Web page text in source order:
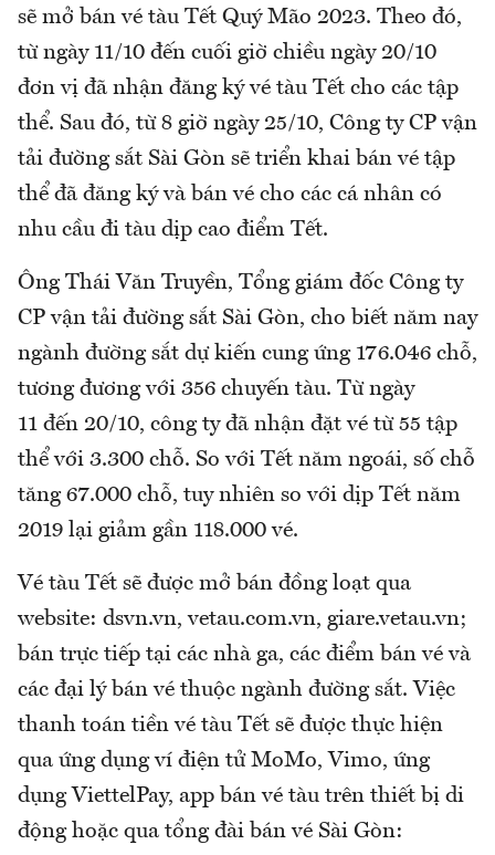
sẽ mở bán vé tàu Tết Quý Mão 2023. Theo đó,
từ ngày 11/10 đến cuối giờ chiều ngày 20/10
đơn vị đã nhận đăng ký vé tàu Tết cho các tập
thể. Sau đó, từ 8 giờ ngày 25/10, Công ty CP vận
tải đường sắt Sài Gòn sẽ triển khai bán vé tập
thể đã đăng ký và bán vé cho các cá nhân có
nhu cầu đi tàu dịp cao điểm Tết.
Ông Thái Văn Truyền, Tổng giám đốc Công ty
CP vận tải đường sắt Sài Gòn, cho biết năm nay
ngành đường sắt dự kiến cung ứng 176.046 chỗ,
tương đương với 356 chuyến tàu. Từ ngày
11 đến 20/10, công ty đã nhận đặt vé từ 55 tập
thể với 3.300 chỗ. So với Tết năm ngoái, số chỗ
tăng 67.000 chỗ, tuy nhiên so với dịp Tết năm
2019 lại giảm gần 118.000 vé.
Vé tàu Tết sẽ được mở bán đồng loạt qua
website: dsvn.vn, vetau.com.vn, giare.vetau.vn;
bán trực tiếp tại các nhà ga, các điểm bán vé và
các đại lý bán vé thuộc ngành đường sắt. Việc
thanh toán tiền vé tàu Tết sẽ được thực hiện
qua ứng dụng ví điện tử MoMo, Vimo, ứng
dụng ViettelPay, app bán vé tàu trên thiết bị di
động hoặc qua tổng đài bán vé Sài Gòn: